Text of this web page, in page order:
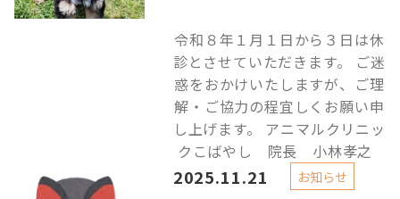
令和８年１月１日から３日は休
診とさせていただきます。 ご迷
惑をおかけいたしますが、ご理
解・ご協力の程宜しくお願い申
し上げます。 アニマルクリニッ
クこばやし 院長 小林孝之
2025.11.21 お知らせ